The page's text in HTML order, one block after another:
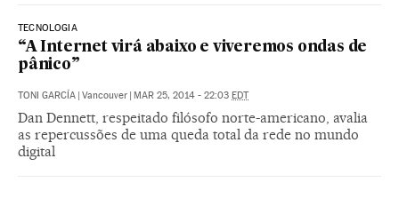
TECNOLOGIA
“A Internet virá abaixo e viveremos ondas de
pânico”
TONI GARCÍA | Vancouver | MAR 25, 2014 - 22:03 EDT
Dan Dennett, respeitado filósofo norte-americano, avalia
as repercussões de uma queda total da rede no mundo
digital